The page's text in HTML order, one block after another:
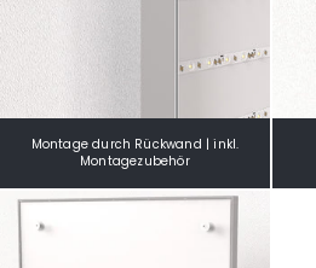
Montage durch Rückwand | inkl.
Montagezubehör